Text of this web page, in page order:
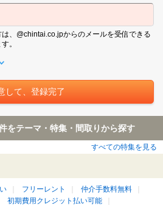
、@chintai.co.jpからのメールを受信できる
。
をテーマ・特集・間取りから探す
すべての特集を見る
フリーレント
仲介手数料無料
初期費用クレジット払い可能